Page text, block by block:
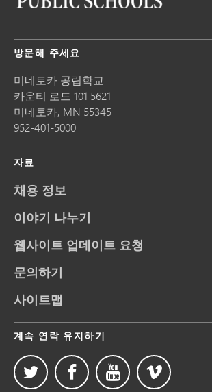
방문해 주세요
미네토카 공립학교
카운티 로드 101 5621
미네토카, MN 55345
952-401-5000
자료
채용 정보
이야기 나누기
웹사이트 업데이트 요청
문의하기
사이트맵
계속 연락 유지하기